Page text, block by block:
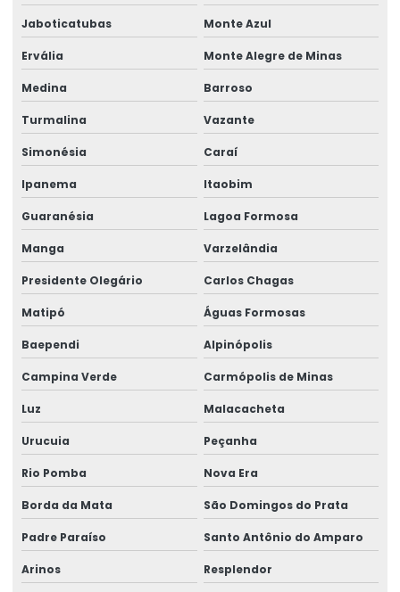
Rótulos De Balança Personalizados
Rótulos De Gondola Para Loja
Rótulos De Identificação Para Produtos
Rótulos De Segurança Para Produtos
Rótulos Em Papel Couchê
Rótulos Especiais Para Bebidas
Rótulos Metalizados Para Embalagens
Rótulos Para Alimentos Congelados
Rótulos Para Embalagens De Alimentos
Rótulos Para Etiquetagem De Produtos
Rótulos Para Garrafas De Bebidas
Rótulos Para Indústria
Rótulos Para Produtos
Rótulos Para Setores Alimentícios
Rótulos Para Varejo Personalizados
Jaboticatubas Monte Azul
Ervália Monte Alegre de Minas
Medina Barroso
Turmalina Vazante
Simonésia Caraí
Ipanema Itaobim
Guaranésia Lagoa Formosa
Manga Varzelândia
Presidente Olegário Carlos Chagas
Matipó Águas Formosas
Baependi Alpinópolis
Campina Verde Carmópolis de Minas
Luz Malacacheta
Urucuia Peçanha
Rio Pomba Nova Era
Borda da Mata São Domingos do Prata
Padre Paraíso Santo Antônio do Amparo
Arinos Resplendor